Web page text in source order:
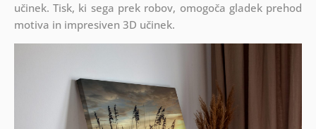
učinek. Tisk, ki sega prek robov, omogoča gladek prehod
motiva in impresiven 3D učinek.